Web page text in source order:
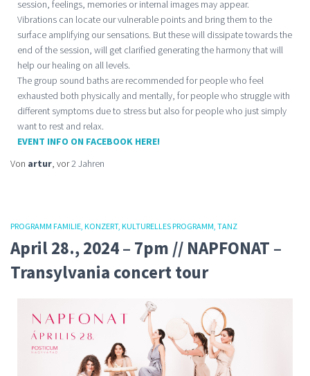
session, feelings, memories or internal images may appear.
Vibrations can locate our vulnerable points and bring them to the
surface amplifying our sensations. But these will dissipate towards the
end of the session, will get clarified generating the harmony that will
help our healing on all levels.
The group sound baths are recommended for people who feel
exhausted both physically and mentally, for people who struggle with
different symptoms due to stress but also for people who just simply
want to rest and relax.
EVENT INFO ON FACEBOOK HERE!
Von artur, vor2 Jahren
PROGRAMM FAMILIE KONZERT KULTURELLES PROGRAMM TANZ
April 28., 2024 – 7pm // NAPFONAT –
Transylvania concert tour